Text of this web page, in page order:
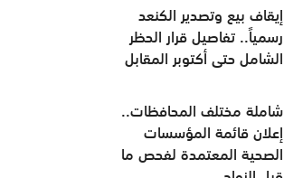
إيقاف بيع وتصدير الكنعد
رسمياً.. تفاصيل قرار الحظر
الشامل حتى أكتوبر المقابل
شاملة مختلف المحافظات..
إعلان قائمة المؤسسات
الصحية المعتمدة لفحص ما